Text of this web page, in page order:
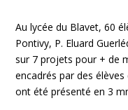
Au lycée du Blavet, 60
Pontivy, P. Eluard
sur7 projets pour + de
encadrés par des
ont été présenté en 3